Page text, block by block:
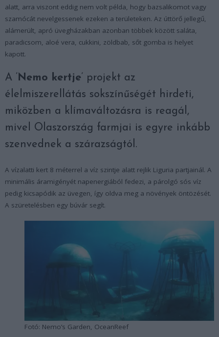
alatt, arra viszont eddig nem volt példa, hogy bazsalikomot vagy
szamócát nevelgessenek ezeken a területeken. Az úttörő jellegű,
alámerült, apró üvegházakban azonban többek között saláta,
paradicsom, aloé vera, cukkini, zöldbab, sőt gomba is helyet
kapott.
A ’Nemo kertje’ projekt az
élelmiszerellátás sokszínűségét hirdeti,
miközben a klímaváltozásra is reagál,
mivel Olaszország farmjai is egyre inkább
szenvednek a szárazságtól.
A vízalatti kert 8 méterrel a víz szintje alatt rejlik Liguria partjainál. A
minimális áramigényét napenergiából fedezi, a párolgó sós víz
pedig kicsapódik az üvegen, így oldva meg a növények öntözését.
A szüretelésben egy búvár segít.
Fotó: Nemo’s Garden, OceanReef